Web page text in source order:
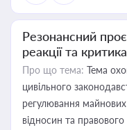
Резонансний
реакції та критика
Про що тема: Тема
цивільного
регулювання
відносин та правового